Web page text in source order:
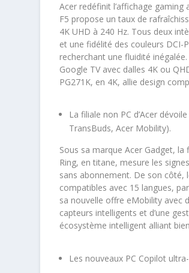
Acer redéfinit l’affichage
F5 propose un taux de
4K UHD à 240 Hz. Tous deux
et une fidélité des couleurs DCI-
recherchant une fluidité
Google TV avec dalles 4K ou
PG271K, en 4K, allie design
La filiale non PC d’Acer
TransBuds, Acer Mobility).
Sous sa marque Acer Gadget,
Ring, en titane, mesure les
sans abonnement. De son côté,
compatibles avec 15 langues,
sa nouvelle offre eMobility avec
capteurs intelligents et d’une
écosystème intelligent alliant
Les nouveaux PC Copilot